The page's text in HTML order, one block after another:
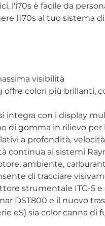
l'i70s è facile da
l'i70s al tuo
visibilità
colori più brillanti,
integra con i display
di gomma in rilievo
a profondità,
continua ai sistemi
ambiente,
di tracciare
strumentale ITC-5
DST800 e il nuovo
eS) sia color canna